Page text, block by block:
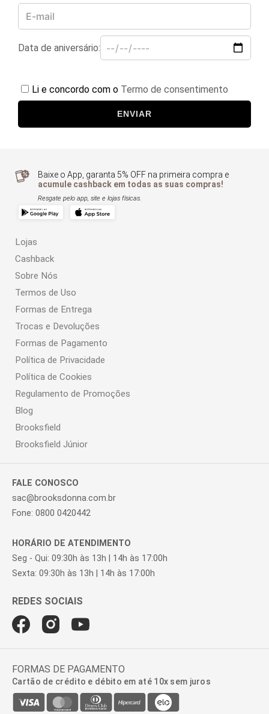
Data de aniversário:
Li e concordo com o Termo de consentimento
ENVIAR
Baixe o App, garanta 5% OFF na primeira compra e
acumule cashback em todas as suas compras!
Resgate pelo app, site e lojas físicas.
Lojas
Cashback
Sobre Nós
Termos de Uso
Formas de Entrega
Trocas e Devoluções
Formas de Pagamento
Política de Privacidade
Política de Cookies
Regulamento de Promoções
Blog
Brooksfield
Brooksfield Júnior
FALE CONOSCO
sac@brooksdonna.com.br
Fone: 0800 0420442
HORÁRIO DE ATENDIMENTO
Seg - Qui: 09:30h às 13h | 14h às 17:00h
Sexta: 09:30h às 13h | 14h às 17:00h
FORMAS DE PAGAMENTO
Cartão de crédito e débito em até 10x sem juros